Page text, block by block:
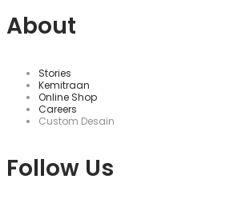
About
Stories
Kemitraan
Online Shop
Careers
Custom Desain
Follow Us